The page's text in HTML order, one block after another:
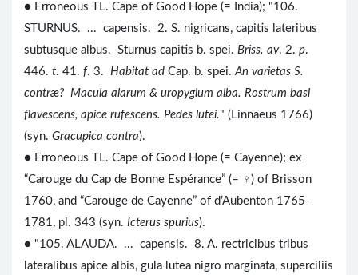
● Erroneous TL. Cape of Good Hope (= India); "106.
STURNUS. ... capensis. 2. S. nigricans, capitis lateribus
subtusque albus. Sturnus capitis b. spei. Briss. av. 2. p.
446. t. 41. f. 3. Habitat ad Cap. b. spei.An varietas S.
contræ? Macula alarum & uropygium alba. Rostrum basi
flavescens, apice rufescens. Pedes lutei." (Linnaeus 1766)
(syn. Gracupica contra).
● Erroneous TL. Cape of Good Hope (= Cayenne); ex
“Carouge du Cap de Bonne Espérance” (= ♀) of Brisson
1760, and “Carouge de Cayenne” of d’Aubenton 1765-
1781, pl. 343 (syn. Icterus spurius).
● "105. ALAUDA. ... capensis. 8. A. rectricibus tribus
lateralibus apice albis, gula lutea nigro marginata, superciliis